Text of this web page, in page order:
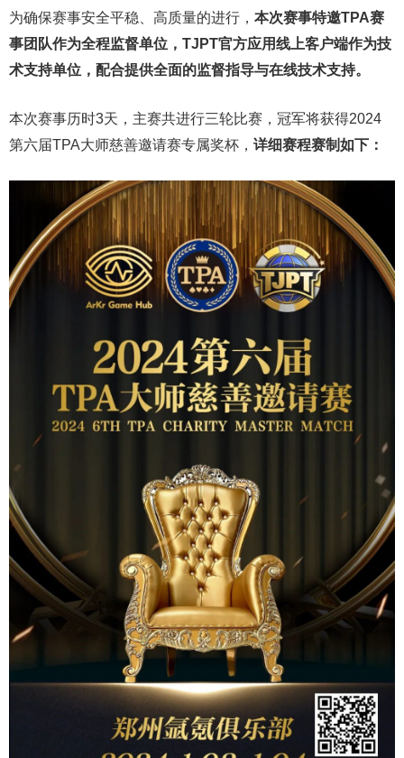
为确保赛事安全平稳、高质量的进行， 本次赛事特邀TPA赛
事团队作为全程监督单位，TJPT官方应用线上客户端作为技
术支持单位，配合提供全面的监督指导与在线技术支持。
本次赛事历时3天，主赛共进行三轮比赛，冠军将获得2024
第六届TPA大师慈善邀请赛专属奖杯， 详细赛程赛制如下：